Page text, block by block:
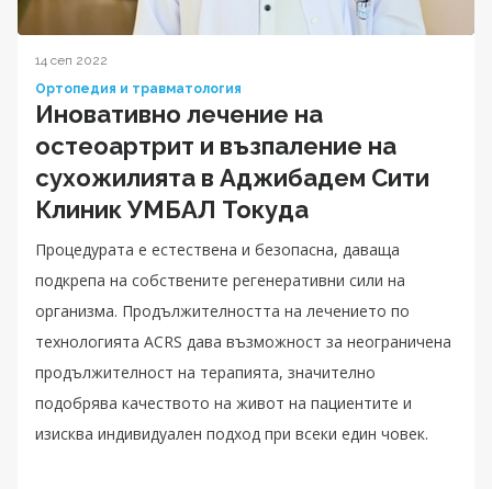
14 сеп 2022
Ортопедия и травматология
Иновативно лечение на
остеоартрит и възпаление на
сухожилията в Аджибадем Сити
Клиник УМБАЛ Токуда
Процедурата е естествена и безопасна, даваща
подкрепа на собствените регенеративни сили на
организма. Продължителността на лечението по
технологията ACRS дава възможност за неограничена
продължителност на терапията, значително
подобрява качеството на живот на пациентите и
изисква индивидуален подход при всеки един човек.